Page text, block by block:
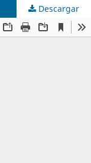
Descargar